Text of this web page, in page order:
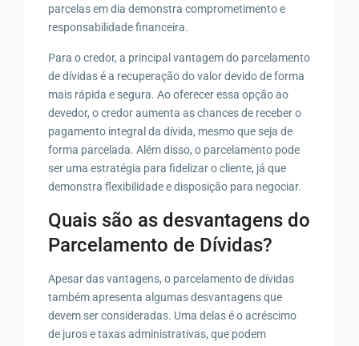
parcelas em dia demonstra comprometimento e
responsabilidade financeira.
Para o credor, a principal vantagem do parcelamento
de dívidas é a recuperação do valor devido de forma
mais rápida e segura. Ao oferecer essa opção ao
devedor, o credor aumenta as chances de receber o
pagamento integral da dívida, mesmo que seja de
forma parcelada. Além disso, o parcelamento pode
ser uma estratégia para fidelizar o cliente, já que
demonstra flexibilidade e disposição para negociar.
Quais são as desvantagens do
Parcelamento de Dívidas?
Apesar das vantagens, o parcelamento de dívidas
também apresenta algumas desvantagens que
devem ser consideradas. Uma delas é o acréscimo
de juros e taxas administrativas, que podem